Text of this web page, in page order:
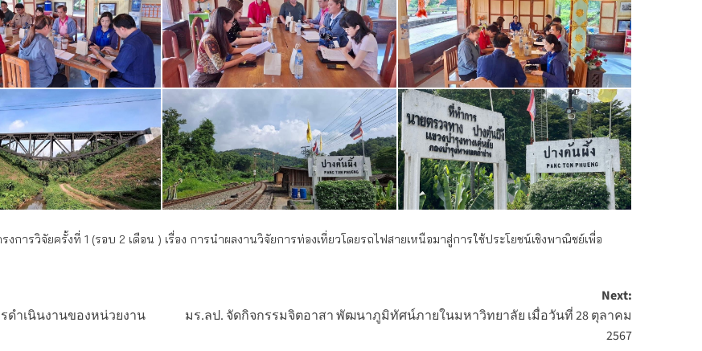
ารวิจัยครั้งที่ 1 (รอบ 2 เดือน ) เรื่อง การนำผลงานวิจัยการท่องเที่ยวโดยรถไฟสายเหนือมาสู่การใช้ประโยชน์เชิงพาณิชย์เพื่อ
ำเนินงานของหน่วยงาน
Next:
มร.ลป. จัดกิจกรรมจิตอาสา พัฒนาภูมิทัศน์ภายในมหาวิทยาลัย เมื่อวันที่ 28 ตุลาคม
2567